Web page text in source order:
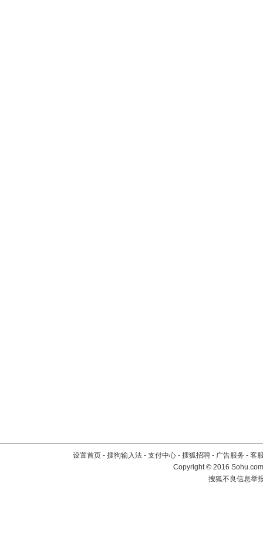
设置首页 - 搜狗输入法 - 支付中心 - 搜狐招聘 - 广告服务 - 客
Copyright©2016
搜狐不良信息举